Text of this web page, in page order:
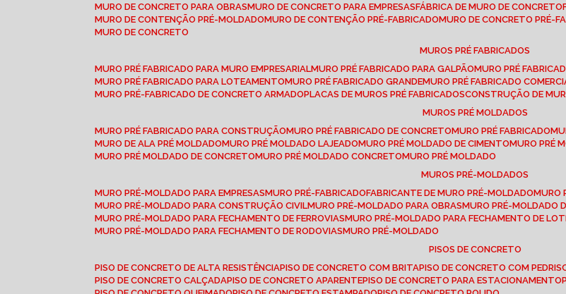
MURO DE CONCRETO PARA OBRAS
MURO DE CONCRETO PARA EMPRESAS FÁBRICA DE MURO DE CONCRETO
MURO DE CONTENÇÃO PRÉ-MOLDADO
MURO DE CONTENÇÃO PRÉ-FABRICADO MURO DE CONCRETO PRÉ-
MURO DE CONCRETO
MUROS PRÉ FABRICADOS
MURO PRÉ FABRICADO PARA MURO EMPRESARIAL
MURO PRÉ FABRICADO PARA GALPÃO MURO PRÉ
MURO PRÉ FABRICADO PARA LOTEAMENTO
MURO PRÉ FABRICADO GRANDE MURO PRÉ FABRICADO
MURO PRÉ-FABRICADO DE CONCRETO ARMADO PLACAS DE MUROS PRÉ FABRICADOS CONSTRUÇÃO DE
MUROS PRÉ MOLDADOS
MURO PRÉ FABRICADO PARA CONSTRUÇÃO
MURO PRÉ FABRICADO DE CONCRETO MURO PRÉ FABRICADO
MURO DE ALA PRÉ MOLDADO
MURO PRÉ MOLDADO LAJEADO MURO PRÉ MOLDADO DE CIMENTO
MURO PRÉ
MURO PRÉ MOLDADO DE CONCRETO
MURO PRÉ MOLDADO CONCRETO
MURO PRÉ MOLDADO
MUROS PRÉ-MOLDADOS
MURO PRÉ-MOLDADO PARA EMPRESAS
MURO PRÉ-FABRICADO FABRICANTE DE MURO PRÉ-MOLDADO
MURO PRÉ-MOLDADO PARA CONSTRUÇÃO CIVIL
MURO PRÉ-MOLDADO PARA OBRAS
MURO PRÉ-MOLDADO
MURO PRÉ-MOLDADO PARA FECHAMENTO DE FERROVIAS
MURO PRÉ-MOLDADO PARA FECHAMENTO DE
MURO PRÉ-MOLDADO PARA FECHAMENTO DE RODOVIAS
MURO PRÉ-MOLDADO
PISOS DE CONCRETO
PISO DE CONCRETO DE ALTA RESISTÊNCIA PISO DE CONCRETO COM BRITA PISO DE CONCRETO COM
PISO DE CONCRETO CALÇADA PISO DE CONCRETO APARENTE PISO DE CONCRETO PARA ESTACIONAMENTO